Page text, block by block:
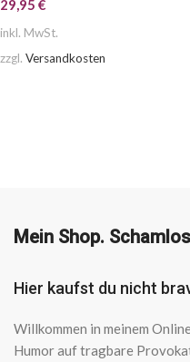
29,95 €
inkl. MwSt.
zzgl. Versandkosten
Mein Shop.
Hier kaufst du nicht
Willkommen in meinem
Humor auf tragbare